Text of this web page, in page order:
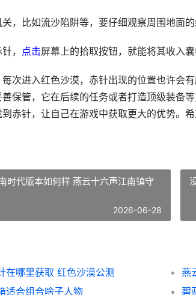
，比如流沙陷阱等，要仔细观察周围地面的
， 点击屏幕上的拾取按钮，就能将其收入囊
次进入红色沙漠，赤针出现的位置也许会
保管，它在后续的任务或者打造顶级装备
赤针，让自己在游戏中获取更大的优势。
时代版本如何样 燕云十六声江南镇守
2026-06-28
在哪里获取 红色沙漠公测
适合组合啥子人物